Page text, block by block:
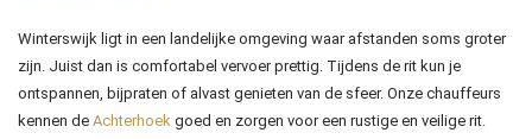
Winterswijk ligt in een landelijke omgeving waar afstanden soms groter
zijn. Juist dan is comfortabel vervoer prettig. Tijdens de rit kun je
ontspannen, bijpraten of alvast genieten van de sfeer. Onze chauffeurs
kennen de Achterhoek goed en zorgen voor een rustige en veilige rit.